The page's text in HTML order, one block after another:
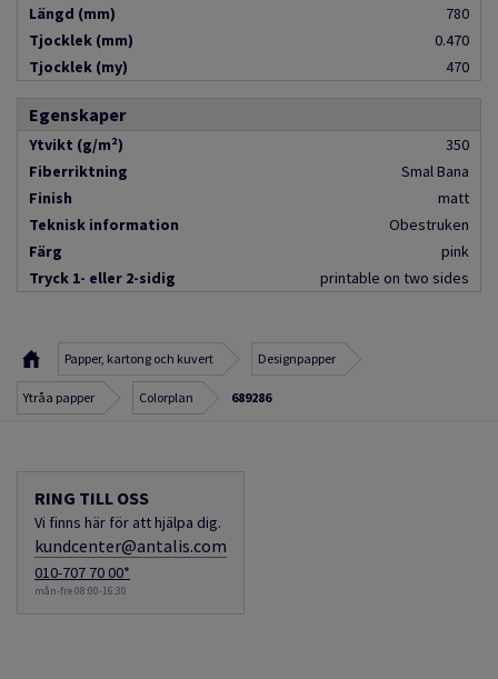
Längd (mm)
780
Tjocklek (mm)
0.470
Tjocklek (my)
470
Egenskaper
Ytvikt (g/m²)
350
Fiberriktning
Smal Bana
Finish
matt
Teknisk information
Obestruken
Färg
pink
Tryck 1- eller 2-sidig
printable on two sides
Papper, kartong och kuvert Designpapper
Ytråa papper Colorplan 689286
RING TILL OSS
Vi finns här för att hjälpa dig.
kundcenter@antalis.com
010-707 70 00*
mån-fre 08:00-16:30